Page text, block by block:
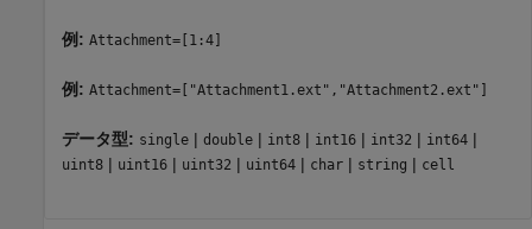
例: Attachment=[1:4]
例: Attachment=["Attachment1.ext","Attachment2.ext"]
データ型: single | double | int8 | int16 | int32 | int64 |
uint8 | uint16 | uint32 | uint64 | char | string | cell